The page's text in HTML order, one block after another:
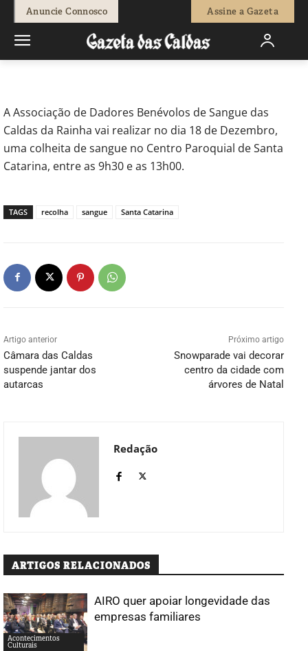
Anuncie Connosco Assine a Gazeta
Redação - 16 de Dezembro, 2011 652 0
A Associação de Dadores Benévolos de Sangue das
Caldas da Rainha vai realizar no dia 18 de Dezembro,
uma colheita de sangue no Centro Paroquial de Santa
Catarina, entre as 9h30 e as 13h00.
TAGS recolha sangue Santa Catarina
Artigo anterior
Câmara das Caldas
suspende jantar dos
autarcas
Próximo artigo
Snowparade vai decorar
centro da cidade com
árvores de Natal
Redação
ARTIGOS RELACIONADOS
Acontecimentos
Culturais
AIRO quer apoiar longevidade das
empresas familiares